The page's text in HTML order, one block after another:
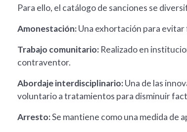
Para ello, el catálogo de sanciones se
Amonestación:Una exhortación para
Trabajo comunitario: Realizado en
contraventor.
Abordaje interdisciplinario:Una de las
voluntario a tratamientos para disminuir
Arresto:Se mantiene como una medida de